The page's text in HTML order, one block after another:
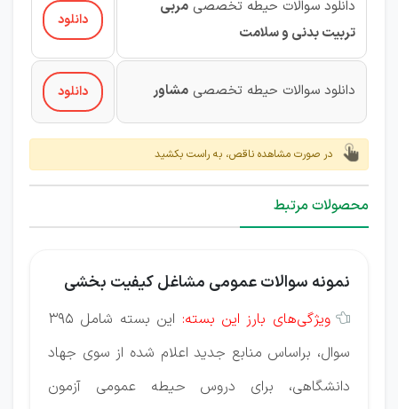
دانلود سوالات حیطه تخصصی مربی
تربیت بدنی و سلامت
دانلود
دانلود سوالات حیطه تخصصی مشاور دانلود
در صورت مشاهده ناقص، به راست بکشید
محصولات مرتبط
نمونه سوالات عمومی مشاغل کیفیت بخشی
 ویژگی‌های بارز این بسته:
این بسته شامل 395
سوال، براساس منابع جدید اعلام شده از سوی جهاد
دانشگاهی، برای دروس حیطه عمومی آزمون